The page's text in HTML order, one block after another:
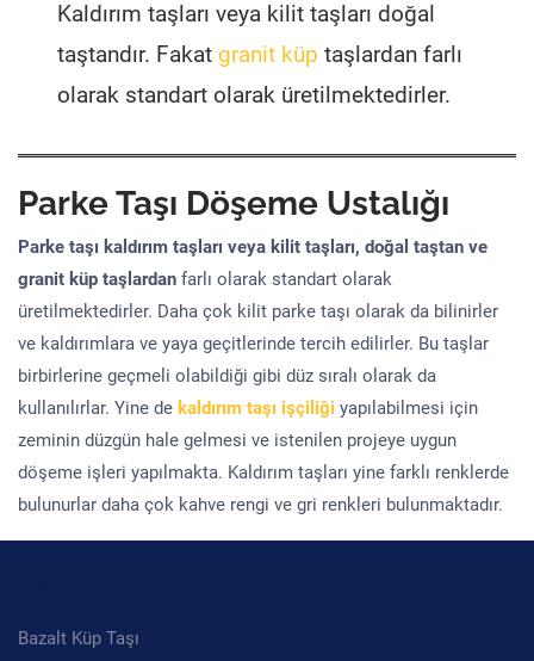
Kaldırım taşları veya kilit taşları doğal
taştandır. Fakat granit küp taşlardan farlı
olarak standart olarak üretilmektedirler.
Parke Taşı Döşeme Ustalığı
Parke taşı kaldırım taşları veya kilit taşları, doğal taştan ve
granit küp taşlardan farlı olarak standart olarak
üretilmektedirler. Daha çok kilit parke taşı olarak da bilinirler
ve kaldırımlara ve yaya geçitlerinde tercih edilirler. Bu taşlar
birbirlerine geçmeli olabildiği gibi düz sıralı olarak da
kullanılırlar. Yine de kaldırım taşı işçiliği yapılabilmesi için
zeminin düzgün hale gelmesi ve istenilen projeye uygun
döşeme işleri yapılmakta. Kaldırım taşları yine farklı renklerde
bulunurlar daha çok kahve rengi ve gri renkleri bulunmaktadır.
Bazalt Küp Taşı